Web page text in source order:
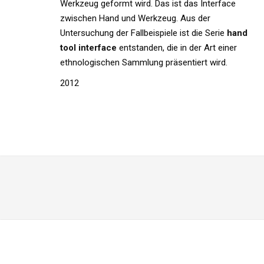
Werkzeug geformt wird. Das ist das Interface
zwischen Hand und Werkzeug. Aus der
Untersuchung der Fallbeispiele ist die Serie hand
tool interface entstanden, die in der Art einer
ethnologischen Sammlung präsentiert wird.
2012